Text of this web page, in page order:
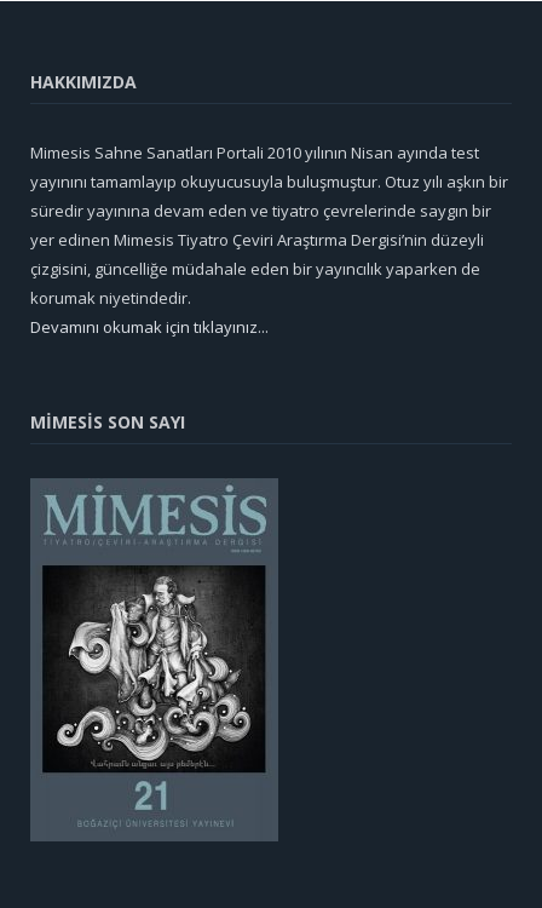
HAKKIMIZDA
Mimesis Sahne Sanatları Portali 2010 yılının Nisan ayında test
yayınını tamamlayıp okuyucusuyla buluşmuştur. Otuz yılı aşkın bir
süredir yayınına devam eden ve tiyatro çevrelerinde saygın bir
yer edinen Mimesis Tiyatro Çeviri Araştırma Dergisi’nin düzeyli
çizgisini, güncelliğe müdahale eden bir yayıncılık yaparken de
korumak niyetindedir.
Devamını okumak için tıklayınız...
MİMESİS SON SAYI